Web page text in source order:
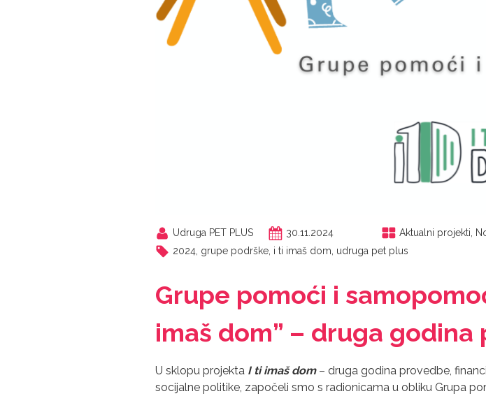
Udruga PET PLUS 30.11.2024 Aktualni projekti
2024 grupe podrške i ti imaš dom udruga pet plus
Grupe pomoći i
imaš dom” – druga godina
U sklopu projekta I ti imaš dom– druga godina provedbe,
socijalne politike, započeli smo s radionicama u obliku Grupa